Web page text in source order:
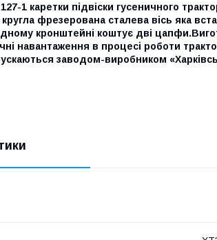
1 каретки підвіски гусеничного
фрезерована сталева вісь яка
кронштейні коштує дві
навантаження в процесі роботи
заводом-виробником